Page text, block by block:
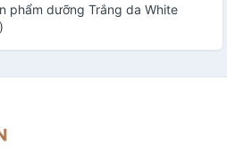
phẩm dưỡng Trắng da White